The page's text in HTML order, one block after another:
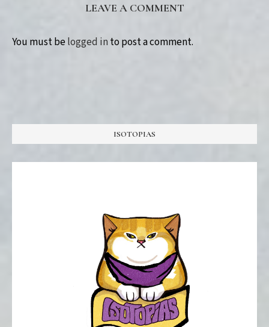
LEAVE A COMMENT
You must belogged in to post a comment.
ISOTOPIAS